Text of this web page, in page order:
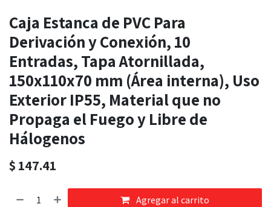
Caja Estanca de PVC Para
Derivación y Conexión, 10
Entradas, Tapa Atornillada,
150x110x70 mm (Área interna), Uso
Exterior IP55, Material que no
Propaga el Fuego y Libre de
Hálogenos
$ 147.41
Agregar al carrito